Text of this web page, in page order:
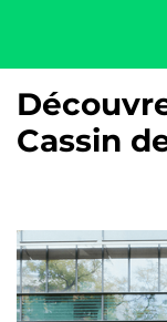
Cassin